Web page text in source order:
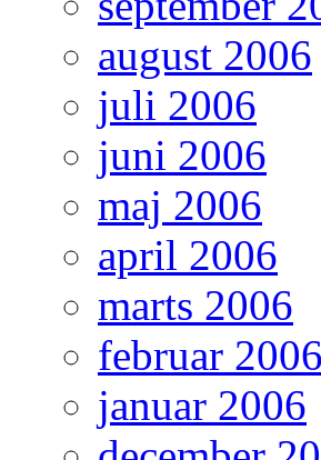
august 2006
juli 2006
juni 2006
maj 2006
april 2006
marts 2006
februar 2006
januar 2006